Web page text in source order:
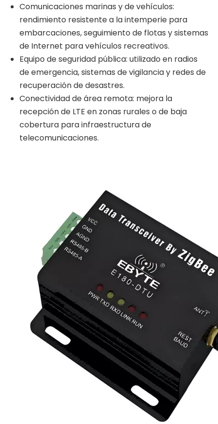
Comunicaciones marinas y de vehículos:
rendimiento resistente a la intemperie para
embarcaciones, seguimiento de flotas y sistemas
de Internet para vehículos recreativos.
Equipo de seguridad pública: utilizado en radios
de emergencia, sistemas de vigilancia y redes de
recuperación de desastres.
Conectividad de área remota: mejora la
recepción de LTE en zonas rurales o de baja
cobertura para infraestructura de
telecomunicaciones.